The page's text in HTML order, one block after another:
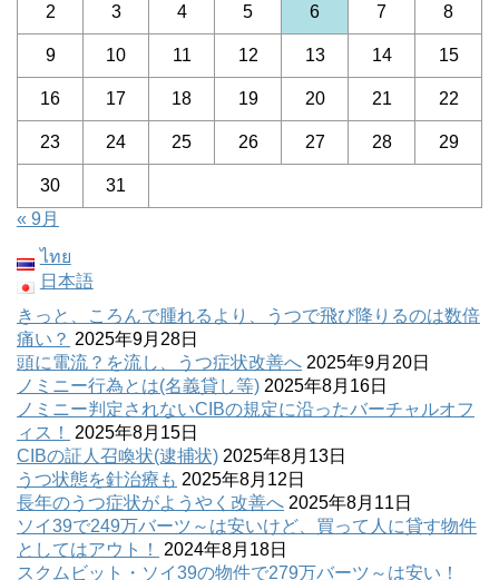
2 3 4 5 6 7 8
9 10 11 12 13 14 15
16 17 18 19 20 21 22
23 24 25 26 27 28 29
30
31
« 9月
ไทย
日本語
きっと、ころんで腫れるより、うつで飛び降りるのは数倍
痛い？ 2025年9月28日
頭に電流？を流し、うつ症状改善へ 2025年9月20日
ノミニー行為とは(名義貸し等) 2025年8月16日
ノミニー判定されないCIBの規定に沿ったバーチャルオフ
ィス！
2025年8月15日
CIBの証人召喚状(逮捕状) 2025年8月13日
うつ状態を針治療も 2025年8月12日
長年のうつ症状がようやく改善へ 2025年8月11日
ソイ39で249万バーツ～は安いけど、買って人に貸す物件
としてはアウト！
2024年8月18日
スクムビット・ソイ39の物件で279万バーツ～は安い！